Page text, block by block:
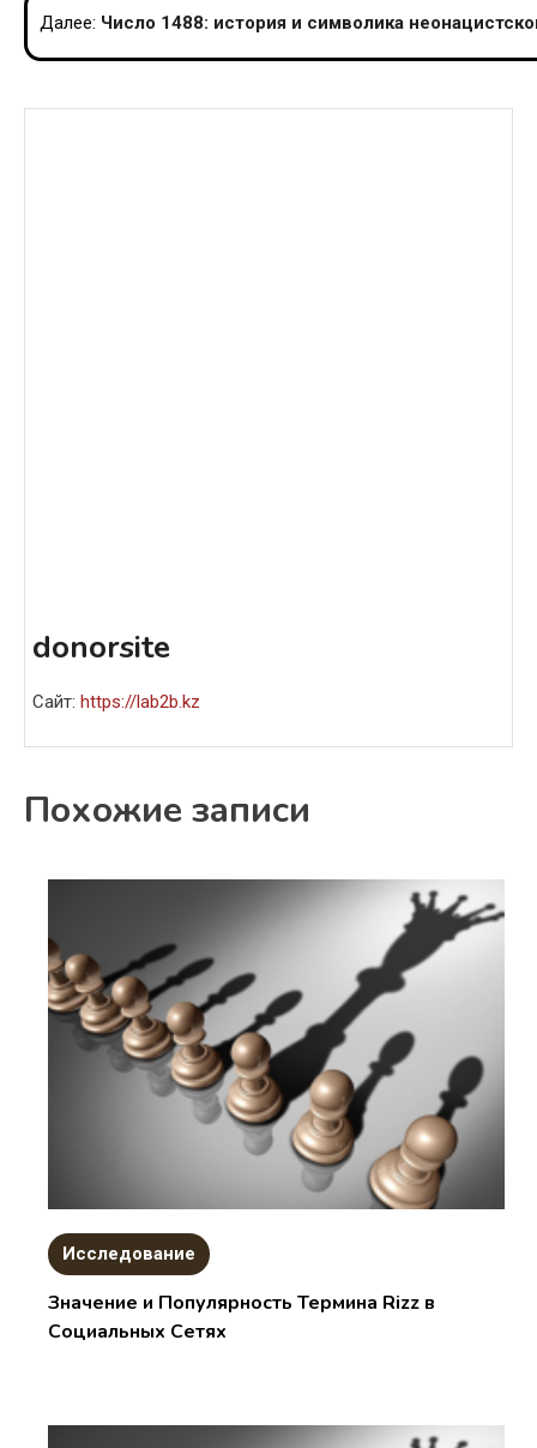
записям
Далее: Число 1488: история и символика
donorsite
Сайт: https://lab2b.kz
Похожие записи
Исследование
Значение и Популярность Термина Rizz в
Социальных Сетях